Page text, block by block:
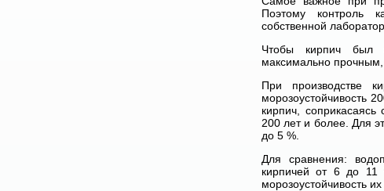
Поэтому контроль
собственной
Чтобы кирпич был
максимально
При производстве
морозоустойчивость
кирпич,
200 лет и более. Для
до 5 %.
Для сравнения:
кирпичей от 6 до 11
морозоустойчивость